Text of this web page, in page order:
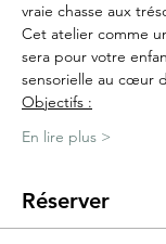
vraie chasse aux
Cet atelier comme
sera pour votre
sensorielle au cœur
Objectifs :
En lire plus >
Réserver